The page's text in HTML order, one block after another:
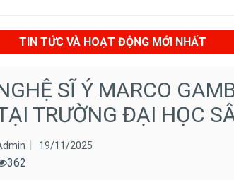
TIN TỨC VÀ HOẠT ĐỘNG MỚI NHẤT
SĨ Ý MARCO
TRƯỜNG ĐẠI HỌC
19/11/2025
362